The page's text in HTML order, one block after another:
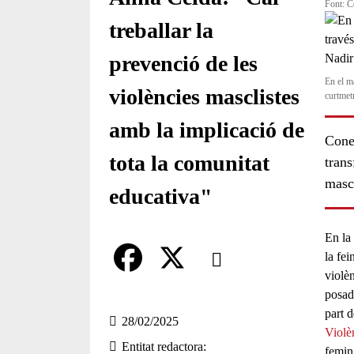
treballar la
prevenció de les
violències masclistes
amb la implicació de
tota la comunitat
educativa"
Comparteix
a
c
Compartir en altres xarxes
28/02/2025
Entitat redactora
Font:
En el
En la
la
part